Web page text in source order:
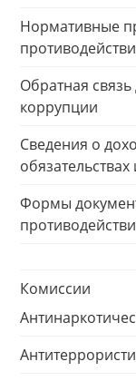
Нормативные
Обратная
коррупции
Сведения о
Формы
Комиссии